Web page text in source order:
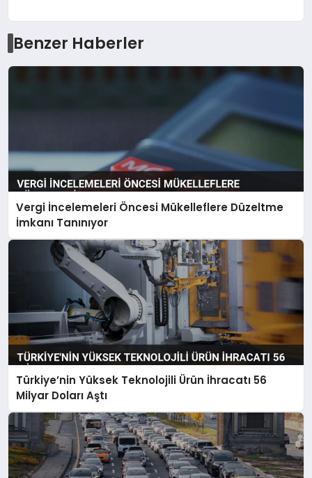
Benzer Haberler
Vergi İncelemeleri Öncesi Mükelleflere Düzeltme
İmkanı Tanınıyor
Türkiye’nin Yüksek Teknolojili Ürün İhracatı 56
Milyar Doları Aştı